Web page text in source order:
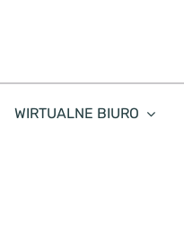
WIRTUALNE BIURO